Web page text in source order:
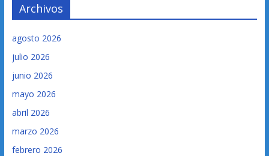
Archivos
agosto 2026
julio 2026
junio 2026
mayo 2026
abril 2026
marzo 2026
febrero 2026